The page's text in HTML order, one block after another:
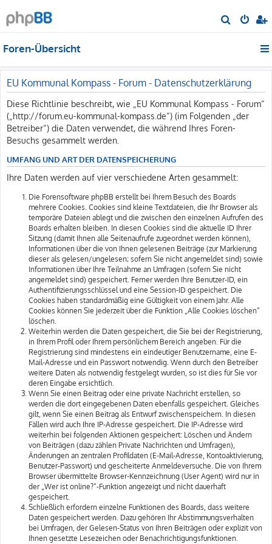
u
Foren-Übersicht
EU Kommunal Kompass - Forum - Datenschutzerklärung
Diese Richtlinie beschreibt, wie „EU Kommunal Kompass - Forum“
(„http://forum.eu-kommunal-kompass.de“) (im Folgenden „der
Betreiber“) die Daten verwendet, die während Ihres Foren-
Besuchs gesammelt werden.
UMFANG UND ART DER DATENSPEICHERUNG
Ihre Daten werden auf vier verschiedene Arten gesammelt:
Die Forensoftware phpBB erstellt bei Ihrem Besuch des Boards
mehrere Cookies. Cookies sind kleine Textdateien, die Ihr Browser als
temporäre Dateien ablegt und die zwischen den einzelnen Aufrufen des
Boards erhalten bleiben. In diesen Cookies sind die aktuelle ID Ihrer
Sitzung (damit Ihnen alle Seitenaufrufe zugeordnet werden können),
Informationen über die von Ihnen gelesenen Beiträge (zur Markierung
dieser als gelesen/ungelesen; sofern Sie nicht angemeldet sind) sowie
Informationen über Ihre Teilnahme an Umfragen (sofern Sie nicht
angemeldet sind) gespeichert. Ferner werden Ihre Benutzer-ID, ein
Authentifizierungsschlüssel und eine Session-ID gespeichert. Die
Cookies haben standardmäßig eine Gültigkeit von einem Jahr. Alle
Cookies können Sie jederzeit über die Funktion „Alle Cookies löschen“
löschen.
Weiterhin werden die Daten gespeichert, die Sie bei der Registrierung,
in Ihrem Profil oder Ihrem persönlichem Bereich angeben. Für die
Registrierung sind mindestens ein eindeutiger Benutzername, eine E-
Mail-Adresse und ein Passwort notwendig. Wenn durch den Betreiber
weitere Daten als notwendig festgelegt wurden, so ist dies für Sie vor
deren Eingabe ersichtlich.
Wenn Sie einen Beitrag oder eine private Nachricht erstellen, so
werden die dort eingegebenen Daten ebenfalls gespeichert. Gleiches
gilt, wenn Sie einen Beitrag als Entwurf zwischenspeichern. In diesen
Fällen wird auch Ihre IP-Adresse gespeichert. Die IP-Adresse wird
weiterhin bei folgenden Aktionen gespeichert: Löschen und Ändern
von Beiträgen (dazu zählen Private Nachrichten und Umfragen),
Änderungen an zentralen Profildaten (E-Mail-Adresse, Kontoaktivierung,
Benutzer-Passwort) und gescheiterte Anmeldeversuche. Die von Ihrem
Browser übermittelte Browser-Kennzeichnung (User Agent) wird nur in
der „Wer ist online?“-Funktion angezeigt und nicht dauerhaft
gespeichert.
Schließlich erfordern einzelne Funktionen des Boards, dass weitere
Daten gespeichert werden. Dazu gehören Ihr Abstimmungsverhalten
bei Umfragen, der Gelesen-Status von Ihren Beiträgen oder explizit von
Ihnen gesetzte Lesezeichen oder Benachrichtigungsfunktionen.